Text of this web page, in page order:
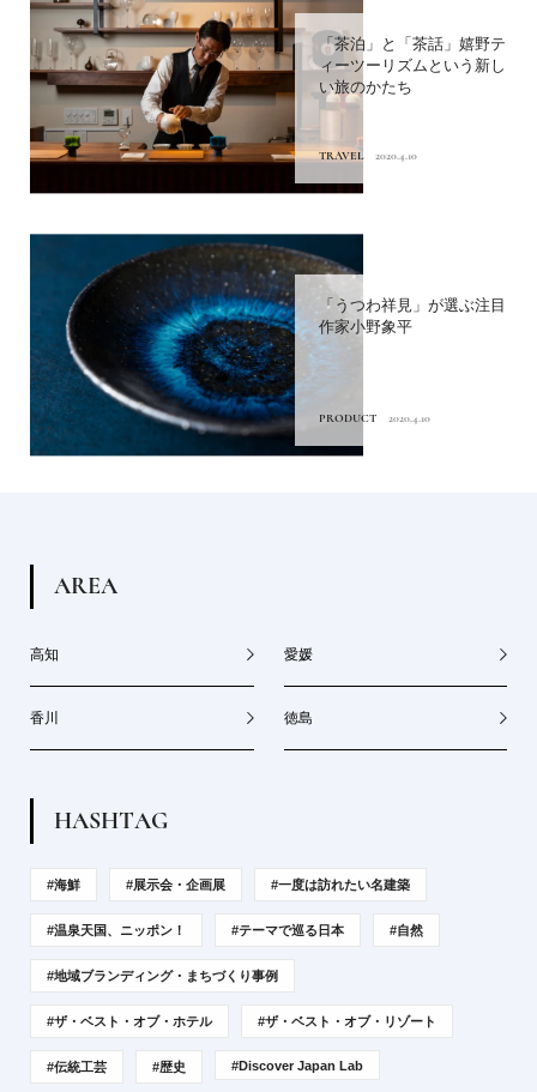
「茶泊」と「茶話」嬉野テ
ィーツーリズムという新し
い旅のかたち
TRAVEL 2020.4.10
「うつわ祥見」が選ぶ注目
作家小野象平
PRODUCT 2020.4.10
AREA
高知 愛媛
香川 徳島
HASHTAG
#海鮮 #展示会・企画展 #一度は訪れたい名建築
#温泉天国、ニッポン！ #テーマで巡る日本 #自然
#地域ブランディング・まちづくり事例
#ザ・ベスト・オブ・ホテル #ザ・ベスト・オブ・リゾート
#伝統工芸 #歴史 #Discover Japan Lab